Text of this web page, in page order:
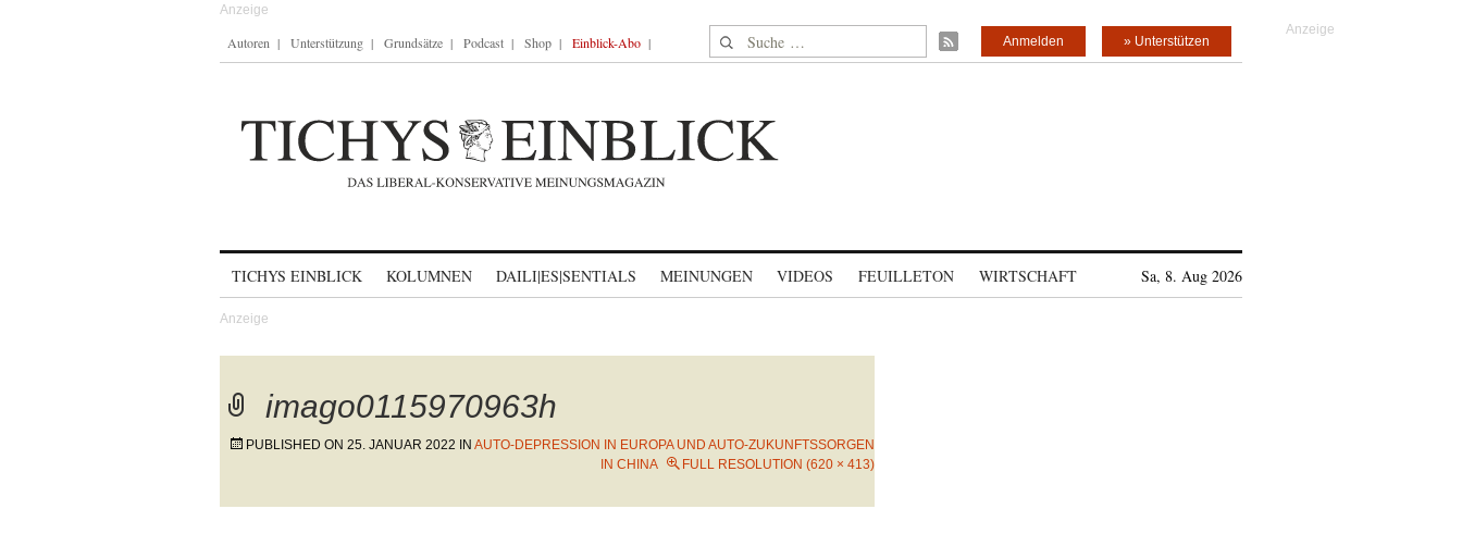
Autoren Unterstützung Grundsätze Podcast Shop Einblick-Abo Suche nach: » Unterstützen
Anmelden
TICHYS EINBLICK KOLUMNEN DAILI|ES|SENTIALS MEINUNGEN VIDEOS FEUILLETON WIRTSCHAFT Sa, 8. Aug 2026
imago0115970963h
PUBLISHED ON 25. JANUAR 2022 IN AUTO-DEPRESSION IN EUROPA UND AUTO-ZUKUNFTSSORGEN
IN CHINA
FULL RESOLUTION (620 × 413)